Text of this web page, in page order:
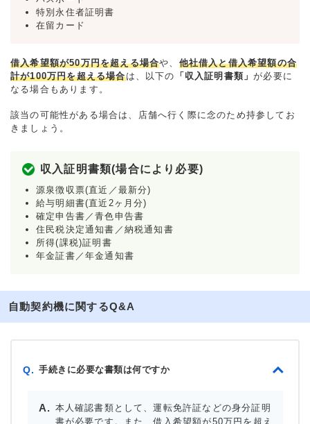
特別永住者証明書
在留カード
借入希望額が50万円を超える場合や、 他社借入と借入希望額の合
計が100万円を超える場合は、以下の 「収入証明書類」が必要に
なる場合もあります。
該当の可能性がある場合は、店舗へ行く際に念のため持参してお
きましょう。
収入証明書類(場合により必要)
源泉徴収票(直近／最新分)
給与明細書(直近2ヶ月分)
確定申告書／青色申告書
住民税決定通知書／納税通知書
所得(課税)証明書
年金証書／年金通知書
自動契約機に関するQ&A
Q. 手続きに必要な書類は何ですか
本人確認書類として、運転免許証などの身分証明
書が必要です。また、借入希望額が50万円を超え